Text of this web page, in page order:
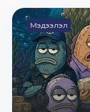
Мэдээлэл